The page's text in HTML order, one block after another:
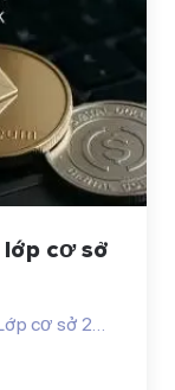
cơ sở
cơ sở 2…